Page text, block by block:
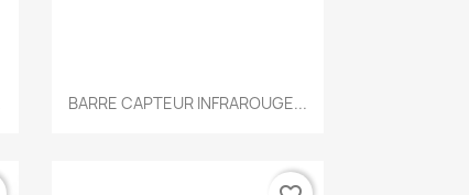
Aperçu rapide
BARRE CAPTEUR INFRAROUGE...